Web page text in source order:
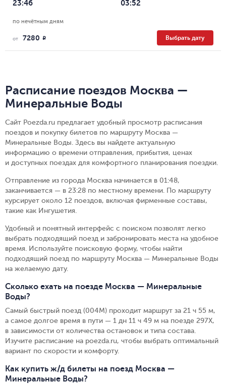
23:46 03:52
по нечётным дням
от 7280 R Выбрать дату
Расписание поездов Москва —
Минеральные Воды
Сайт Poezda.ru предлагает удобный просмотр расписания
поездов и покупку билетов по маршруту Москва —
Минеральные Воды. Здесь вы найдете актуальную
информацию о времени отправления, прибытия, ценах
и доступных поездах для комфортного планирования поездки.
Отправление из города Москва начинается в 01:48,
заканчивается — в 23:28 по местному времени. По маршруту
курсирует около 12 поездов, включая фирменные составы,
такие как Ингушетия.
Удобный и понятный интерфейс с поиском позволят легко
выбрать подходящий поезд и забронировать места на удобное
время. Используйте поисковую форму, чтобы найти
подходящий поезд по маршруту Москва — Минеральные Воды
на желаемую дату.
Сколько ехать на поезде Москва — Минеральные
Воды?
Самый быстрый поезд (004М) проходит маршрут за 21 ч 55 м,
а самое долгое время в пути — 1 дн 11 ч 49 м на поезде 297Х,
в зависимости от количества остановок и типа состава.
Изучите расписание на poezda.ru, чтобы выбрать оптимальный
вариант по скорости и комфорту.
Как купить ж/д билеты на поезд Москва —
Минеральные Воды?